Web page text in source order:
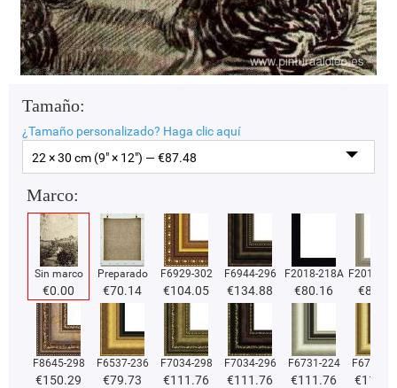
Tamaño:
¿Tamaño personalizado? Haga clic aquí
22 × 30 cm (9" × 12") — €87.48
Marco:
Sin marco
€0.00
Preparado
€70.14
F6929-302
€104.05
F6944-296
€134.88
F2018-218A
€80.16
F2018-
€80.16
F8645-298
€150.29
F6537-236
€79.73
F7034-298
€111.76
F7034-296
€111.76
F6731-224
€111.76
F6731-
€